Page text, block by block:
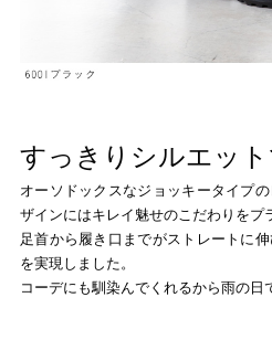
すっきりシルエッ
オーソドックスなジョッキータイプ
ザインにはキレイ魅せのこだわりをプ
足首から履き口までがストレートに
を実現しました。
コーデにも馴染んでくれるから雨の日